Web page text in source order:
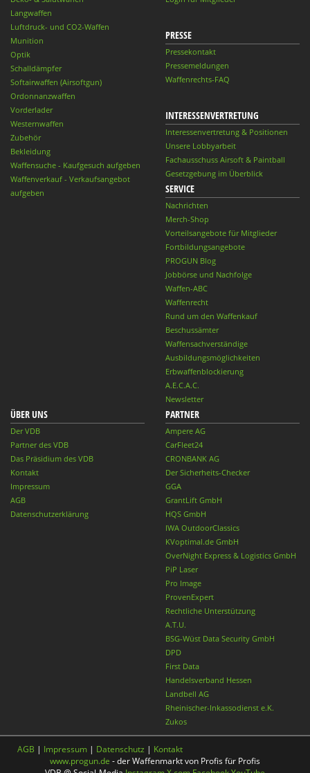
Langwaffen
Luftdruck- und CO2-Waffen
Munition
Optik
Schalldämpfer
Softairwaffen (Airsoftgun)
Ordonnanzwaffen
Vorderlader
Westernwaffen
Zubehör
Bekleidung
Waffensuche - Kaufgesuch aufgeben
Waffenverkauf - Verkaufsangebot
aufgeben
PRESSE
Pressekontakt
Pressemeldungen
Waffenrechts-FAQ
INTERESSENVERTRETUNG
Interessenvertretung & Positionen
Unsere Lobbyarbeit
Fachausschuss Airsoft & Paintball
Gesetzgebung im Überblick
SERVICE
Nachrichten
Merch-Shop
Vorteilsangebote für Mitglieder
Fortbildungsangebote
PROGUN Blog
Jobbörse und Nachfolge
Waffen-ABC
Waffenrecht
Rund um den Waffenkauf
Beschussämter
Waffensachverständige
Ausbildungsmöglichkeiten
Erbwaffenblockierung
A.E.C.A.C.
Newsletter
ÜBER UNS
Der VDB
Partner des VDB
Das Präsidium des VDB
Kontakt
Impressum
AGB
Datenschutzerklärung
PARTNER
Ampere AG
CarFleet24
CRONBANK AG
Der Sicherheits-Checker
GGA
GrantLift GmbH
HQS GmbH
IWA OutdoorClassics
KVoptimal.de GmbH
OverNight Express & Logistics GmbH
PiP Laser
Pro Image
ProvenExpert
Rechtliche Unterstützung
A.T.U.
BSG-Wüst Data Security GmbH
DPD
First Data
Handelsverband Hessen
Landbell AG
Rheinischer-Inkassodienst e.K.
Zukos
AGB | Impressum | Datenschutz | Kontakt
www.progun.de - der Waffenmarkt von Profis für Profis